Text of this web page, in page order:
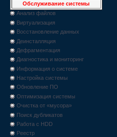
Обслуживание системы
Анализ файлов
Виртуализация
Восстановление данных
Деинсталляция
Дефрагментация
Диагностика и мониторинг
Информация о системе
Настройка системы
Обновление ПО
Оптимизация системы
Очистка от «мусора»
Поиск дубликатов
Работа с HDD
Реестр